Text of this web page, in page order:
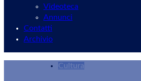
Videoteca
Annunci
Contatti
Archivio
Cultura